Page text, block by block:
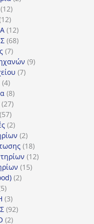
1212
προϊόντα
1212
προϊόντα
1212
προϊόντα
6868
77
προϊόντα
99
77
44
προϊόντα
88
προϊόντα
2727
προϊόντα
5757
προϊόντα
22
προϊόντα
22
προϊόντα
1818
προϊόντα
1212
1515
22
55
προϊόντα
33
προϊόντα
9292
22